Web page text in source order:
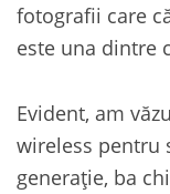
fotografii care
este una dintre
Evident, am
wireless pentru
generație, ba